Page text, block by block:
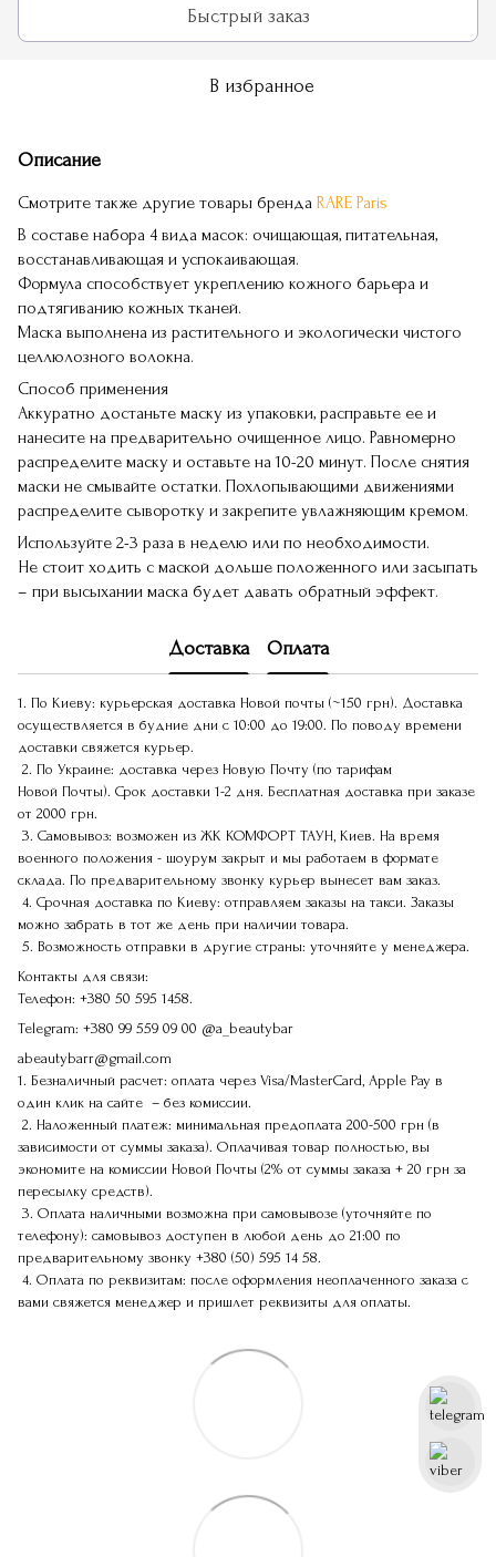
Быстрый заказ
В избранное
Описание
Смотрите также другие товары бренда RARE Paris
В составе набора 4 вида масок: очищающая, питательная,
восстанавливающая и успокаивающая.
Формула способствует укреплению кожного барьера и
подтягиванию кожных тканей.
Маска выполнена из растительного и экологически чистого
целлюлозного волокна.
Способ применения
Аккуратно достаньте маску из упаковки, расправьте ее и
нанесите на предварительно очищенное лицо. Равномерно
распределите маску и оставьте на 10-20 минут. После снятия
маски не смывайте остатки. Похлопывающими движениями
распределите сыворотку и закрепите увлажняющим кремом.
Используйте 2-3 раза в неделю или по необходимости.
Не стоит ходить с маской дольше положенного или засыпать
– при высыхании маска будет давать обратный эффект.
Доставка Оплата
1. По Киеву: курьерская доставка Новой почты (~150 грн). Доставка
осуществляется в будние дни с 10:00 до 19:00. По поводу времени
доставки свяжется курьер.
2. По Украине: доставка через Новую Почту (по тарифам
Новой Почты). Срок доставки 1-2 дня. Бесплатная доставка при заказе
от 2000 грн.
3. Самовывоз: возможен из ЖК КОМФОРТ ТАУН, Киев. На время
военного положения - шоурум закрыт и мы работаем в формате
склада. По предварительному звонку курьер вынесет вам заказ.
4. Срочная доставка по Киеву: отправляем заказы на такси. Заказы
можно забрать в тот же день при наличии товара.
5. Возможность отправки в другие страны: уточняйте у менеджера.
Контакты для связи:
Телефон: +380 50 595 1458.
Telegram: +380 99 559 09 00 @a_beautybar
abeautybarr@gmail.com
1. Безналичный расчет: оплата через Visa/MasterCard, Apple Pay в
один клик на сайте – без комиссии.
2. Наложенный платеж: минимальная предоплата 200-500 грн (в
зависимости от суммы заказа). Оплачивая товар полностью, вы
экономите на комиссии Новой Почты (2% от суммы заказа + 20 грн за
пересылку средств).
3. Оплата наличными возможна при самовывозе (уточняйте по
телефону): самовывоз доступен в любой день до 21:00 по
предварительному звонку +380 (50) 595 14 58.
4. Оплата по реквизитам: после оформления неоплаченного заказа с
вами свяжется менеджер и пришлет реквизиты для оплаты.